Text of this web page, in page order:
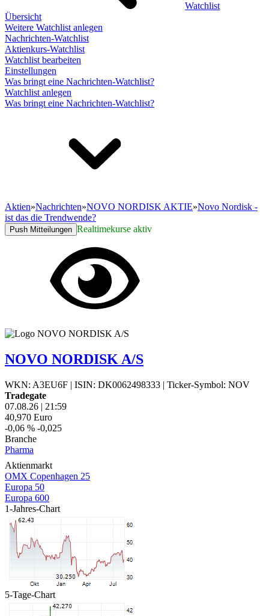
Watchlist
Übersicht
Weitere Watchlist anlegen
Nachrichten-Watchlist
Aktienkurs-Watchlist
Watchlist bearbeiten
Einstellungen
Was bringt eine Nachrichten-Watchlist?
Watchlist anlegen
Was bringt eine Nachrichten-Watchlist?
Aktien»Nachrichten»NOVO NORDISK AKTIE»Novo Nordisk -
ist das die Trendwende?
Push Mitteilungen Realtimekurse aktiv
NOVO NORDISK A/S
WKN: A3EU6F | ISIN: DK0062498333 | Ticker-Symbol: NOV
Tradegate
07.08.26 | 21:59
40,970 Euro
-0,06 % -0,025
Branche
Pharma
Aktienmarkt
OMX Copenhagen 25
Europa 50
Europa 600
1-Jahres-Chart
5-Tage-Chart